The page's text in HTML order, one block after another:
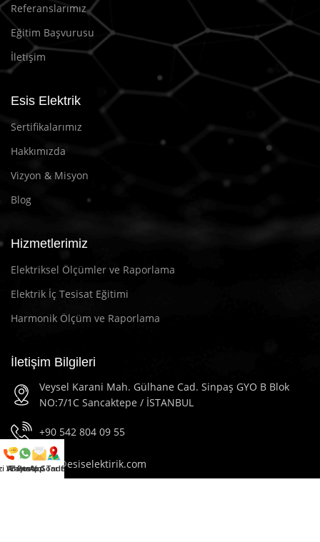
Referanslarımız
Eğitim Başvurusu
İletişim
Esis Elektrik
Sertifikalarımız
Hakkımızda
Vizyon & Misyon
Blog
Hizmetlerimiz
Elektriksel Ölçümler ve Raporlama
Elektrik İç Tesisat Eğitimi
Harmonik Ölçüm ve Raporlama
İletişim Bilgileri
Veysel Karani Mah. Gülhane Cad. Sinpaş GYO B Blok
NO:7/1C Sancaktepe / İSTANBUL
+90 542 804 09 55
info@esiselektirik.com
Arayın
WhatsApp
E-Posta Gönder
Yol Tarifi Al